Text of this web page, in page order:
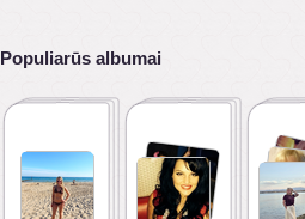
Populiarūs albumai